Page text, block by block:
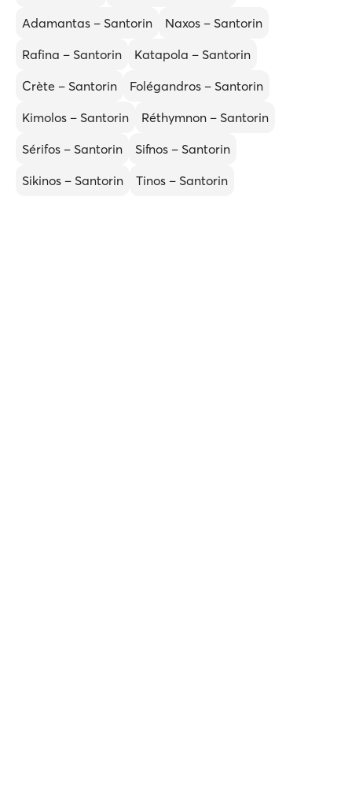
Adamantas – Santorin
Naxos – Santorin
Rafina – Santorin
Katapola – Santorin
Crète – Santorin
Folégandros – Santorin
Kimolos – Santorin
Réthymnon – Santorin
Sérifos – Santorin
Sifnos – Santorin
Sikinos – Santorin
Tinos – Santorin